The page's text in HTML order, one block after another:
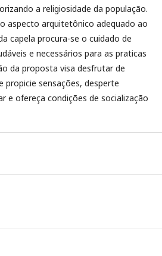
a religiosidade da população.
aspecto arquitetônico adequado ao
capela procura-se o cuidado de
e necessários para as praticas
da proposta visa desfrutar de
propicie sensações, desperte
e ofereça condições de socialização